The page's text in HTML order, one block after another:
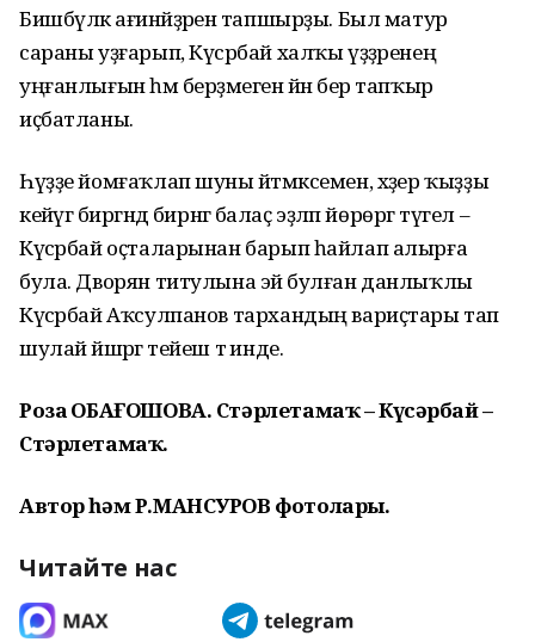
Бишбүләк ағинәйҙәренә тапшырҙы. Был матур
сараны уҙғарып, Күсәрбай халҡы үҙҙәренең
уңғанлығын һәм берҙәмеген йәнә бер тапҡыр
иҫбатланы.
Һүҙҙе йомғаҡлап шуны әйтмәксемен, хәҙер ҡыҙҙы
кейәүгә биргәндә бирнәгә балаҫ эҙләп йөрөргә түгел –
Күсәрбай оҫталарынан барып һайлап алырға
була. Дворян титулына эйә булған данлыҡлы
Күсәрбай Аҡсулпанов тархандың вариҫтары тап
шулай йәшәргә тейеш тә инде.
Роза ҠОБАҒОШОВА. Стәрлетамаҡ – Күсәрбай –
Стәрлетамаҡ.
Автор һәм Р.МАНСУРОВ фотолары.
Читайте нас